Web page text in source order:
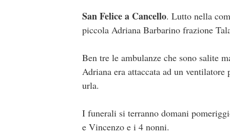
San Felice a Cancello. Lutto nella
piccola Adriana Barbarino frazione
Ben tre le ambulanze che sono salite
Adriana era attaccata ad un
urla.
I funerali si terranno domani
e Vincenzo e i 4 nonni.